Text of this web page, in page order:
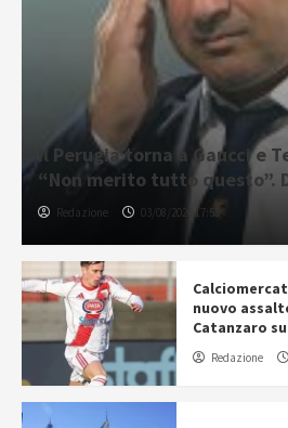
Il Perugia torna a Gaucci e
“Non merito tutto questo”.
Redazione 03/08/2026 17:55
nuovo
Catanzaro
Redazione